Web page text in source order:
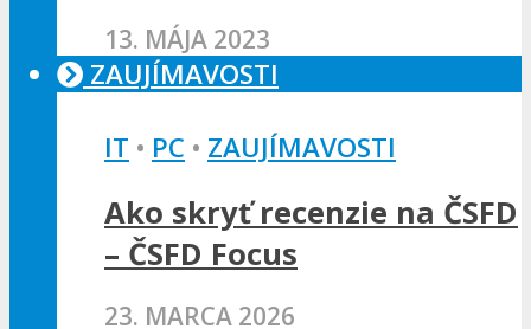
13. MÁJA 2023
ZAUJÍMAVOSTI
IT • PC • ZAUJÍMAVOSTI
Ako skryť recenzie na ČSFD
– ČSFD Focus
23. MARCA 2026